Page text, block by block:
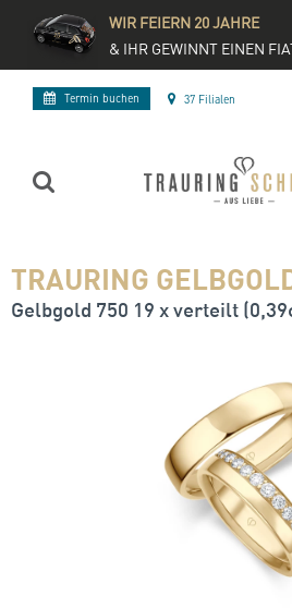
WIR FEIERN 20 JAHRE
& IHR GEWINNT EINEN
Termin buchen 37 Filialen
TRAURING
Gelbgold 750 19 x verteilt